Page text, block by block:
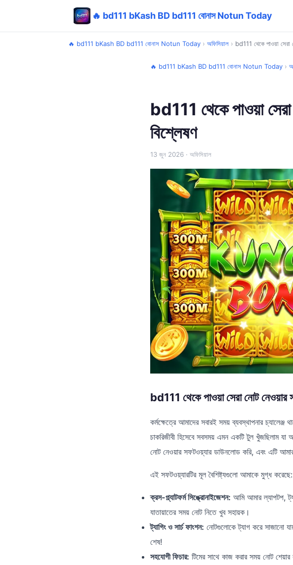
🔥 bd111 bKash BD bd111 বোনাস Notun Today
🔥 bd111 bKash BD bd111 বোনাস Notun Today › অফিসিয়াল › bd111 থেকে পাওয়া
🔥 bd111 bKash BD bd111 বোনাস Notun Today ›
bd111 থেকে পাওয়া
বিশ্লেষণ
13 জুন 2026 · অফিসিয়াল
bd111 থেকে পাওয়া সেরা নোট নেওয়ার
কর্মক্ষেত্রে আমাদের সবারই সময় ব্যবস্থাপনার
চাকরিজীবী হিসেবে সবসময় এমন একটি টুল খুঁজছিলাম
নোট নেওয়ার সফটওয়্যার ডাউনলোড করি, এবং এটি আমার
এই সফটওয়্যারটির মূল বৈশিষ্ট্যগুলো আমাকে মুগ্ধ করেছে:
ক্রস-প্ল্যাটফর্ম সিঙ্ক্রোনাইজেশন: আমি আমার ল্যাপটপ,
যাতায়াতের সময় নোট নিতে খুব সহায়ক।
ট্যাগিং ও সার্চ ফাংশন: নোটগুলোকে ট্যাগ করে সাজানো
শেষ!
সহযোগী ফিচার: টিমের সাথে কাজ করার সময় নোট